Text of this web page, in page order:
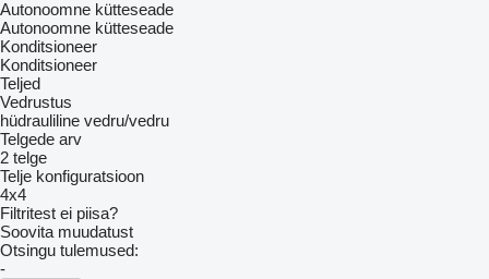
Autonoomne kütteseade
Autonoomne kütteseade
Konditsioneer
Konditsioneer
Teljed
Vedrustus
hüdrauliline vedru/vedru
Telgede arv
2 telge
Telje konfiguratsioon
4x4
Filtritest ei piisa?
Soovita muudatust
Otsingu tulemused:
-